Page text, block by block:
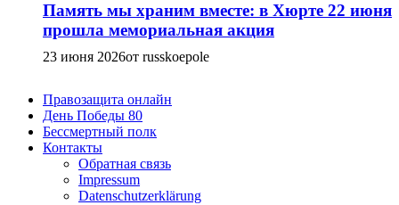
Память мы храним вместе: в Хюрте 22 июня
прошла мемориальная акция
23 июня 2026от russkoepole
Правозащита онлайн
День Победы 80
Бессмертный полк
Контакты
Обратная связь
Impressum
Datenschutzerklärung